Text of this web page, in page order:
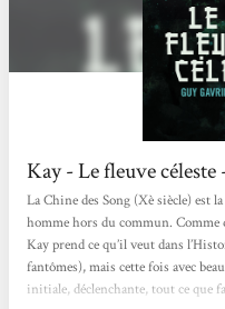
Kay - Le fleuve
La Chine des Song (Xè siècle) est
homme hors du commun. Comme
Kay prend ce qu’il veut dans
fantômes), mais cette fois avec
initiale, déclenchante, tout ce que